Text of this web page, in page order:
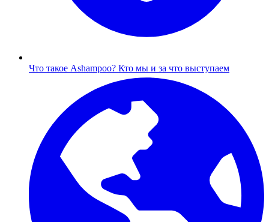
Что такое Ashampoo? Кто мы и за что выступаем